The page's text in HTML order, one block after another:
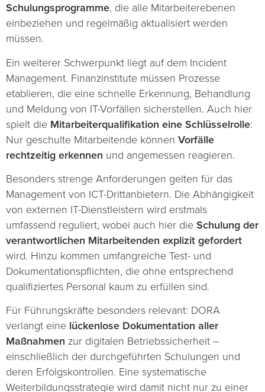
Schulungsprogramme, die alle Mitarbeiterebenen
einbeziehen und regelmäßig aktualisiert werden
müssen.
Ein weiterer Schwerpunkt liegt auf dem Incident
Management. Finanzinstitute müssen Prozesse
etablieren, die eine schnelle Erkennung, Behandlung
und Meldung von IT-Vorfällen sicherstellen. Auch hier
spielt die Mitarbeiterqualifikation eine Schlüsselrolle:
Nur geschulte Mitarbeitende können Vorfälle
rechtzeitig erkennen und angemessen reagieren.
Besonders strenge Anforderungen gelten für das
Management von ICT-Drittanbietern. Die Abhängigkeit
von externen IT-Dienstleistern wird erstmals
umfassend reguliert, wobei auch hier die Schulung der
verantwortlichen Mitarbeitenden explizit gefordert
wird. Hinzu kommen umfangreiche Test- und
Dokumentationspflichten, die ohne entsprechend
qualifiziertes Personal kaum zu erfüllen sind.
Für Führungskräfte besonders relevant: DORA
verlangt eine lückenlose Dokumentation aller
Maßnahmen zur digitalen Betriebssicherheit –
einschließlich der durchgeführten Schulungen und
deren Erfolgskontrollen. Eine systematische
Weiterbildungsstrategie wird damit nicht nur zu einer